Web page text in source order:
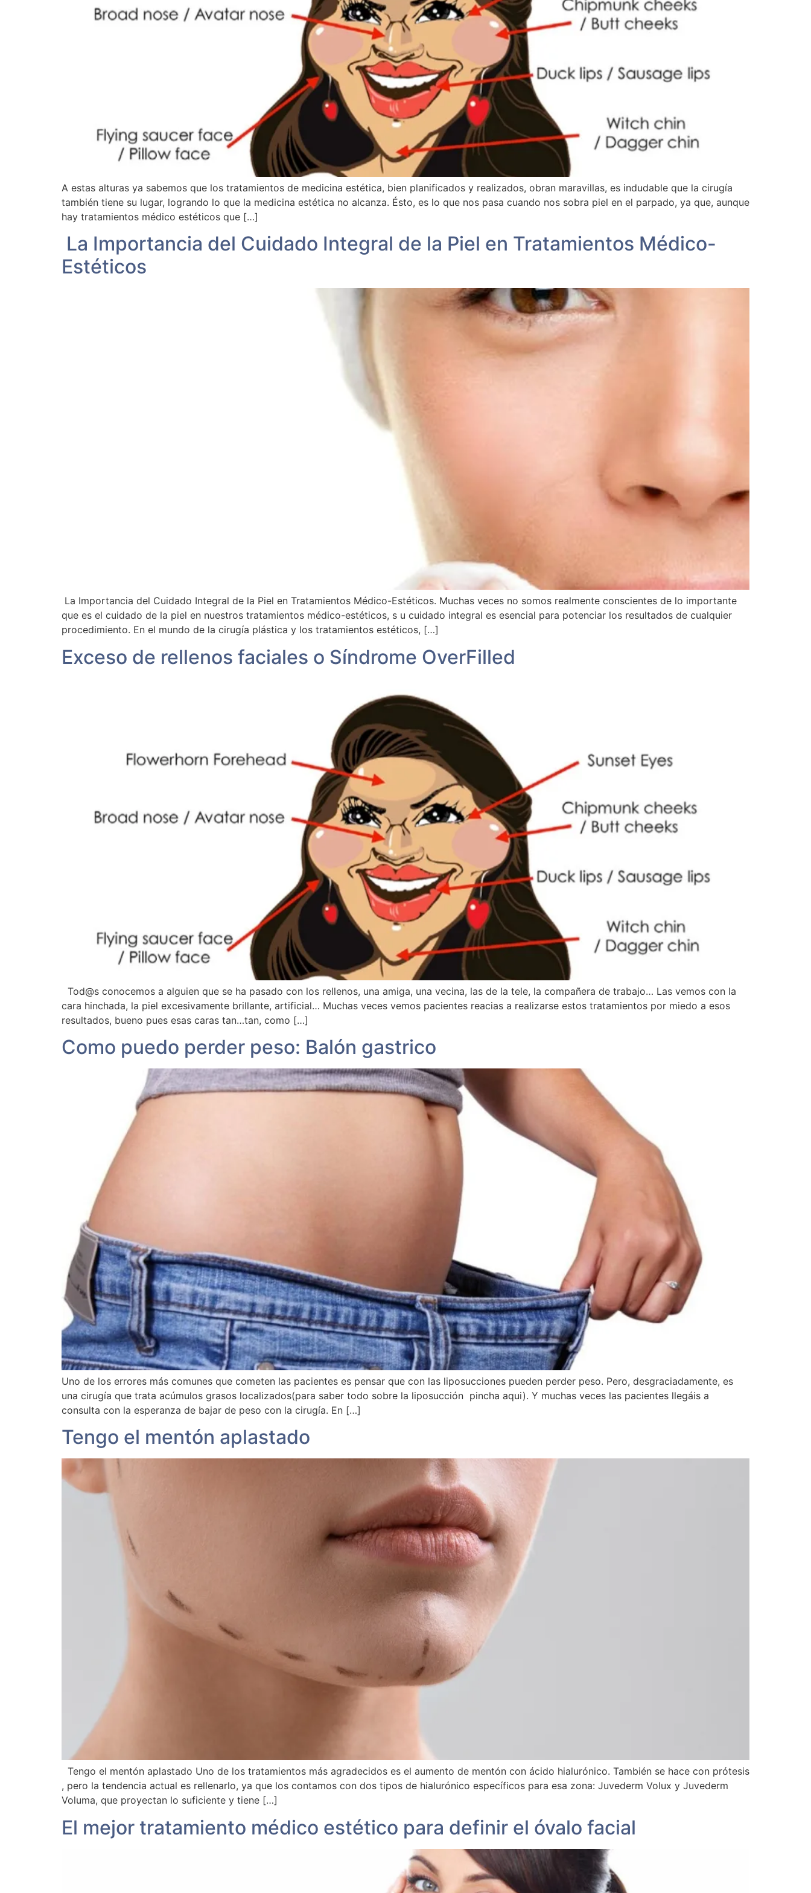
A estas alturas ya sabemos que los tratamientos de medicina estética, bien planificados y realizados, obran maravillas, es indudable que la cirugía
también tiene su lugar, logrando lo que la medicina estética no alcanza. Ésto, es lo que nos pasa cuando nos sobra piel en el parpado, ya que, aunque
hay tratamientos médico estéticos que […]
La Importancia del Cuidado Integral de la Piel en Tratamientos Médico-
Estéticos
La Importancia del Cuidado Integral de la Piel en Tratamientos Médico-Estéticos. Muchas veces no somos realmente conscientes de lo importante
que es el cuidado de la piel en nuestros tratamientos médico-estéticos, s u cuidado integral es esencial para potenciar los resultados de cualquier
procedimiento. En el mundo de la cirugía plástica y los tratamientos estéticos, […]
Exceso de rellenos faciales o Síndrome OverFilled
Tod@s conocemos a alguien que se ha pasado con los rellenos, una amiga, una vecina, las de la tele, la compañera de trabajo… Las vemos con la
cara hinchada, la piel excesivamente brillante, artificial… Muchas veces vemos pacientes reacias a realizarse estos tratamientos por miedo a esos
resultados, bueno pues esas caras tan…tan, como […]
Como puedo perder peso: Balón gastrico
Uno de los errores más comunes que cometen las pacientes es pensar que con las liposucciones pueden perder peso. Pero, desgraciadamente, es
una cirugía que trata acúmulos grasos localizados(para saber todo sobre la liposucción pincha aqui). Y muchas veces las pacientes llegáis a
consulta con la esperanza de bajar de peso con la cirugía. En […]
Tengo el mentón aplastado
Tengo el mentón aplastado Uno de los tratamientos más agradecidos es el aumento de mentón con ácido hialurónico. También se hace con prótesis
, pero la tendencia actual es rellenarlo, ya que los contamos con dos tipos de hialurónico específicos para esa zona: Juvederm Volux y Juvederm
Voluma, que proyectan lo suficiente y tiene […]
El mejor tratamiento médico estético para definir el óvalo facial